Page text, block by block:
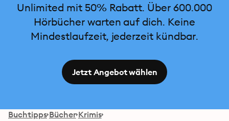
Unlimited mit 50% Rabatt. Über 600.000
Hörbücher warten auf dich. Keine
Mindestlaufzeit, jederzeit kündbar.
Jetzt Angebot wählen
Buchtipps Bücher Krimis